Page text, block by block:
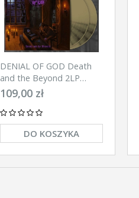
DENIAL OF GOD Death
and the Beyond 2LP
(GOLD)
109,00 zł
DO KOSZYKA